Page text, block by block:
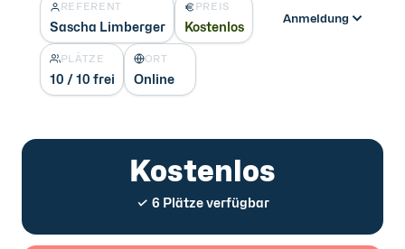
REFERENT
Sascha Limberger
PREIS
Kostenlos
PLÄTZE
10 / 10 frei
ORT
Online
Anmeldung
Kostenlos
✓ 6 Plätze verfügbar